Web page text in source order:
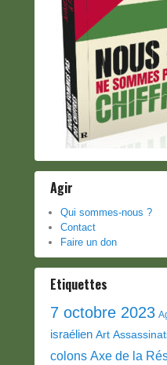
Agir
Qui sommes-nous ?
Contact
Faire un don
Etiquettes
7 octobre 2023
israélien Art
colons Axe de la